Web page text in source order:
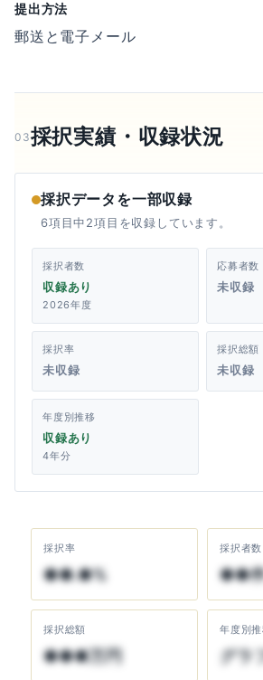
提出方法
郵送と電子メール
03採択実績・収録状況
採択データを一部収録
6項目中2項目を収録しています。
採択者数
収録あり
2026年度
応募者数
未収録
採択率
未収録
採択総額
未収録
年度別推移
収録あり
4年分
採択率
●●.●%
採択者数
●●
採択総額
●●●万円
年度別
グラ